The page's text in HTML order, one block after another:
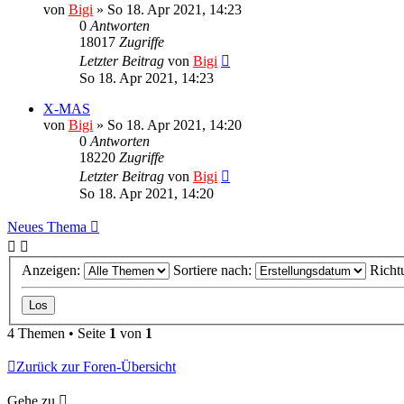
von Bigi » So 18. Apr 2021, 14:23
0 Antworten
18017 Zugriffe
Letzter Beitrag von Bigi
So 18. Apr 2021, 14:23
X-MAS
von Bigi » So 18. Apr 2021, 14:20
0 Antworten
18220 Zugriffe
Letzter Beitrag von Bigi
So 18. Apr 2021, 14:20
Neues Thema
Anzeigen: Sortiere nach:
4 Themen • Seite 1 von 1
Zurück zur Foren-Übersicht